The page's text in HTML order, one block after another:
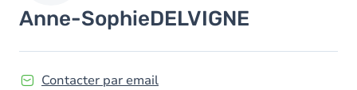
Anne-SophieDELVIGNE
Contacter par email